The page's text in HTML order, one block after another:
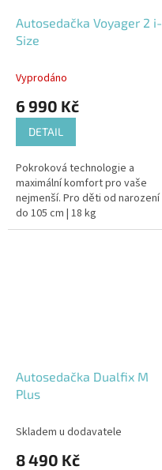
Autosedačka Voyager 2 i-
Size
Vyprodáno
6 990 Kč
DETAIL
Pokroková technologie a
maximální komfort pro vaše
nejmenší. Pro děti od narození
do 105 cm | 18 kg
Autosedačka Dualfix M
Plus
Skladem u dodavatele
8 490 Kč